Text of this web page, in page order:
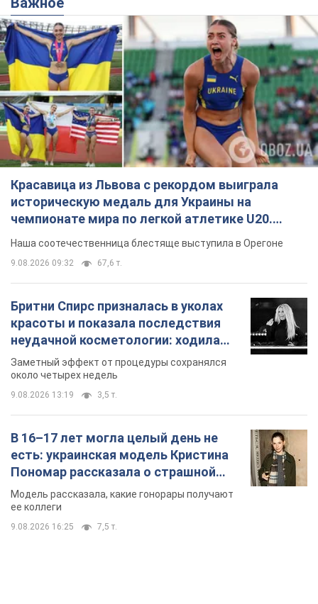
Красавица из Львова с рекордом выиграла
историческую медаль для Украины на
чемпионате мира по легкой атлетике U20.
Видео
Наша соотечественница блестяще выступила в Орегоне
9.08.2026 09:32 67,6 т.
Бритни Спирс призналась в уколах
красоты и показала последствия
неудачной косметологии: ходила
так почти месяц
Заметный эффект от процедуры сохранялся
около четырех недель
9.08.2026 13:19 3,5 т.
В 16–17 лет могла целый день не
есть: украинская модель Кристина
Пономар рассказала о страшной
стороне модельной карьеры
Модель рассказала, какие гонорары получают
ее коллеги
9.08.2026 16:25 7,5 т.